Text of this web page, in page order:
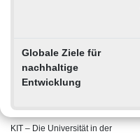
Globale Ziele für
nachhaltige
Entwicklung
KIT – Die Universität in der